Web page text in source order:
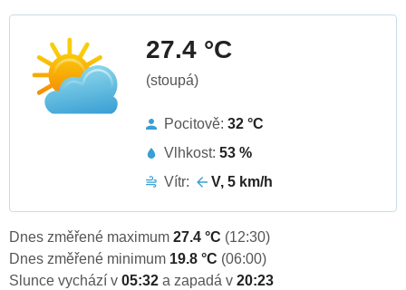
27.4 °C
(stoupá)
Pocitově: 32 °C
Vlhkost: 53 %
Vítr:
V, 5 km/h
Dnes změřené maximum 27.4 °C (12:30)
Dnes změřené minimum 19.8 °C (06:00)
Slunce vychází v 05:32 a zapadá v 20:23